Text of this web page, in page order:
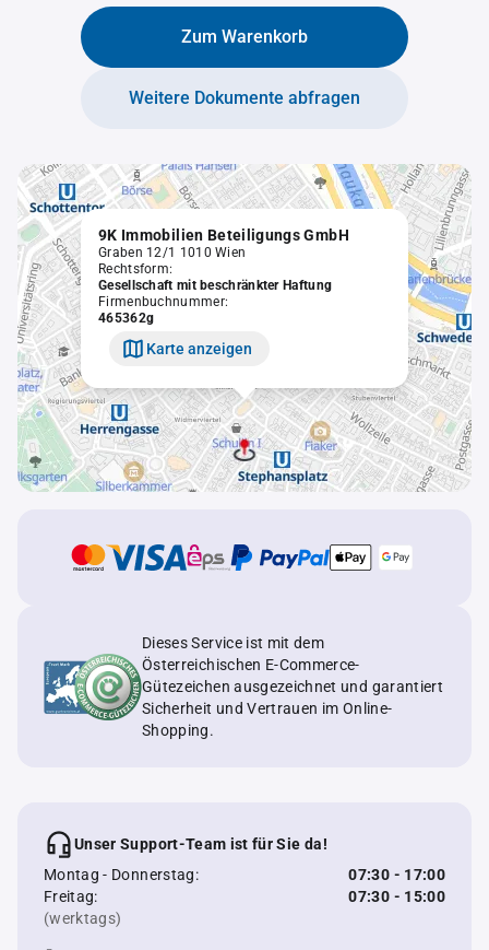
Zum Warenkorb
Weitere Dokumente abfragen
9K Immobilien Beteiligungs GmbH
Graben 12/1 1010 Wien
Rechtsform:
Gesellschaft mit beschränkter Haftung
Firmenbuchnummer:
465362g
Karte anzeigen
Dieses Service ist mit dem
Österreichischen E-Commerce-
Gütezeichen ausgezeichnet und garantiert
Sicherheit und Vertrauen im Online-
Shopping.
Unser Support-Team ist für Sie da!
Montag - Donnerstag:
07:30 - 17:00
Freitag:
07:30 - 15:00
(werktags)